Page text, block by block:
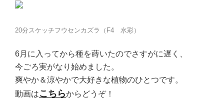
20分スケッチフウセンカズラ（F4 水彩）
6月に入ってから種を蒔いたのでさすがに遅く、
今ごろ実がなり始めました。
爽やか＆涼やかで大好きな植物のひとつです。
動画はこちらからどうぞ！